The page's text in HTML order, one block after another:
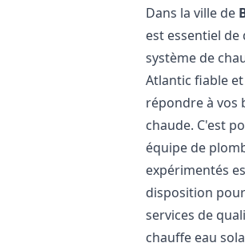
Dans la ville de
est essentiel
système de
Atlantic fiable
répondre à vos
chaude. C'est
équipe de
expérimentés
disposition
services de
chauffe eau